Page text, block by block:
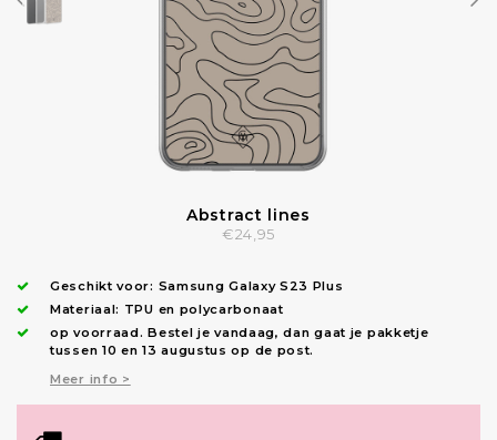
Abstract lines
€24,95
Geschikt voor: Samsung Galaxy S23 Plus
Materiaal: TPU en polycarbonaat
op voorraad.Bestel je vandaag, dan gaat je pakketje
tussen 10 en 13 augustus op de post.
Meer info >